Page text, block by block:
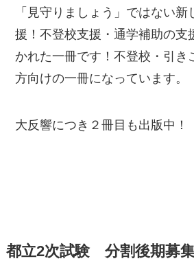
「見守りましょう」ではない
援！不登校支援・通学補助の支
かれた一冊です！不登校・引き
方向けの一冊になっています。
大反響につき２冊目も出版中！
都立2次試験 分割後期募